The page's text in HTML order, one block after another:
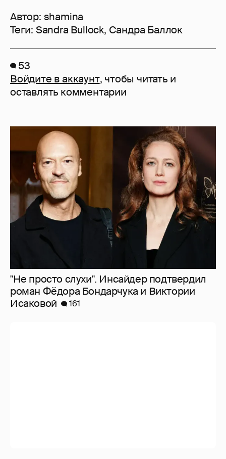
Автор: shamina
Теги: Sandra Bullock, Сандра Баллок
53
Войдите в аккаунт, чтобы читать и
оставлять комментарии
"Не просто слухи". Инсайдер подтвердил
роман Фёдора Бондарчука и Виктории
Исаковой
161